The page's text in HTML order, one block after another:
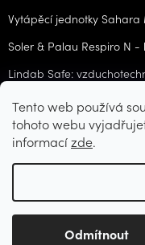
Tento web používá
tohoto webu
informacízde.
Odmítnout
Vytápěcí jednotky
Soler & Palau Respiro N
Lindab Safe:
ARCHIV
Copyright 2026